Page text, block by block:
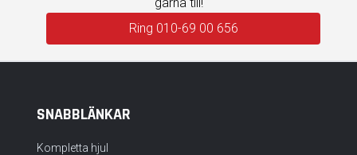
Ring 010-69 00 656
SNABBLÄNKAR
Kompletta hjul